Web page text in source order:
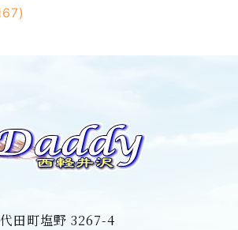
田町塩野 3267-4